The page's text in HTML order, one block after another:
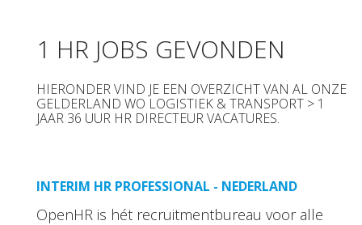
1 HR JOBS GEVONDEN
HIERONDER VIND JE EEN OVERZICHT VAN AL ONZE
GELDERLAND WO LOGISTIEK & TRANSPORT > 1
JAAR 36 UUR HR DIRECTEUR VACATURES.
INTERIM HR PROFESSIONAL - NEDERLAND
OpenHR is hét recruitmentbureau voor alle